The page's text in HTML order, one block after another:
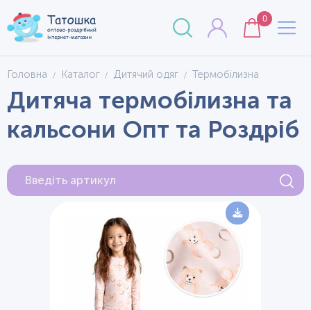
0
Головна Каталог Дитячий одяг Термобілизна
Дитяча термобілизна та
кальсони Опт та Роздріб